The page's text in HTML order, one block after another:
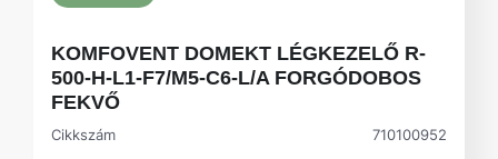
KOMFOVENT DOMEKT LÉGKEZELŐ R-
500-H-L1-F7/M5-C6-L/A FORGÓDOBOS
FEKVŐ
Cikkszám
710100952